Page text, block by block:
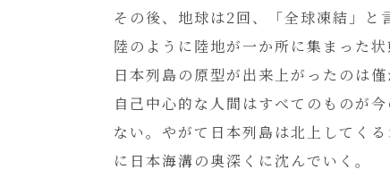
その後、地球は2回、「全球凍結」
陸のように陸地が一か所に集まった
日本列島の原型が出来上がったのは
自己中心的な人間はすべてのものが
ない。やがて日本列島は北上してく
に日本海溝の奥深くに沈んでいく。